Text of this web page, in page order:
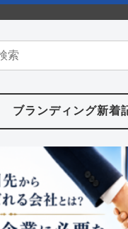
ブランディング新着